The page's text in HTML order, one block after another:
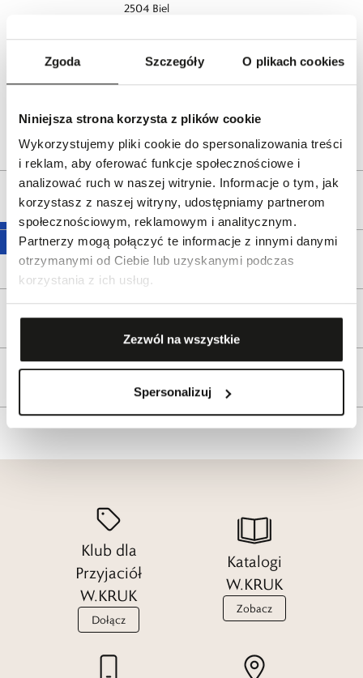
Zgoda Szczegóły O plikach cookies
Niniejsza strona korzysta z plików cookie
Wykorzystujemy pliki cookie do spersonalizowania treści
i reklam, aby oferować funkcje społecznościowe i
analizować ruch w naszej witrynie. Informacje o tym, jak
korzystasz z naszej witryny, udostępniamy partnerom
społecznościowym, reklamowym i analitycznym.
Partnerzy mogą połączyć te informacje z innymi danymi
otrzymanymi od Ciebie lub uzyskanymi podczas
korzystania z ich usług.
Zezwól na wszystkie
Spersonalizuj
2504 Biel
Dystrybutor:
W.KRUK S.A
e-mail: gspr@wkruk.pl
Bezpieczeństwo:
Informacje o bezpieczeństwie
Opis produktu
Wysyłka
Reklamacje i zwroty
Tagi
Klub dla
Przyjaciół
W.KRUK
Dołącz
Katalogi
W.KRUK
Zobacz